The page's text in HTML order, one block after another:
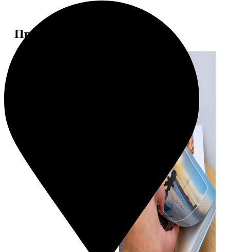
Примеры работ